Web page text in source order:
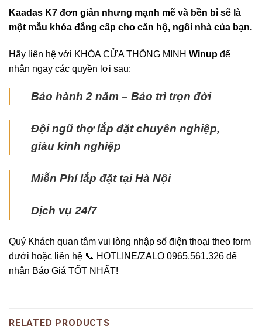
Kaadas K7 đơn giản nhưng mạnh mẽ và bền bỉ sẽ là
một mẫu khóa đẳng cấp cho căn hộ, ngôi nhà của bạn.
Hãy liên hệ với KHÓA CỬA THÔNG MINH Winup để
nhận ngay các quyền lợi sau:
Bảo hành 2 năm – Bảo trì trọn đời
Đội ngũ thợ lắp đặt chuyên nghiệp,
giàu kinh nghiệp
Miễn Phí lắp đặt tại Hà Nội
Dịch vụ 24/7
Quý Khách quan tâm vui lòng nhập số điện thoại theo form
dưới hoặc liên hệ 📞 HOTLINE/ZALO 0965.561.326 để
nhận Báo Giá TỐT NHẤT!
RELATED PRODUCTS